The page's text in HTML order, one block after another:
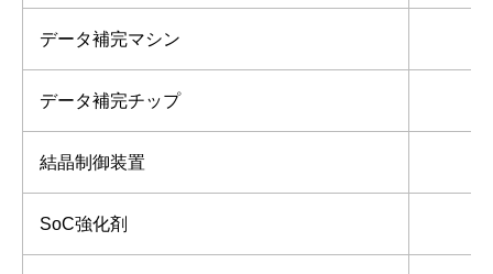
データ補完マシン
データ補完チップ
結晶制御装置
SoC強化剤